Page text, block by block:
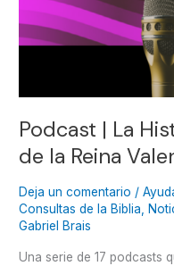
Podcast | La
de la Reina
Deja un comentario /
Consultas de la Biblia,
Gabriel Brais
Una serie de 17 podcasts
Traducción
de
Valera